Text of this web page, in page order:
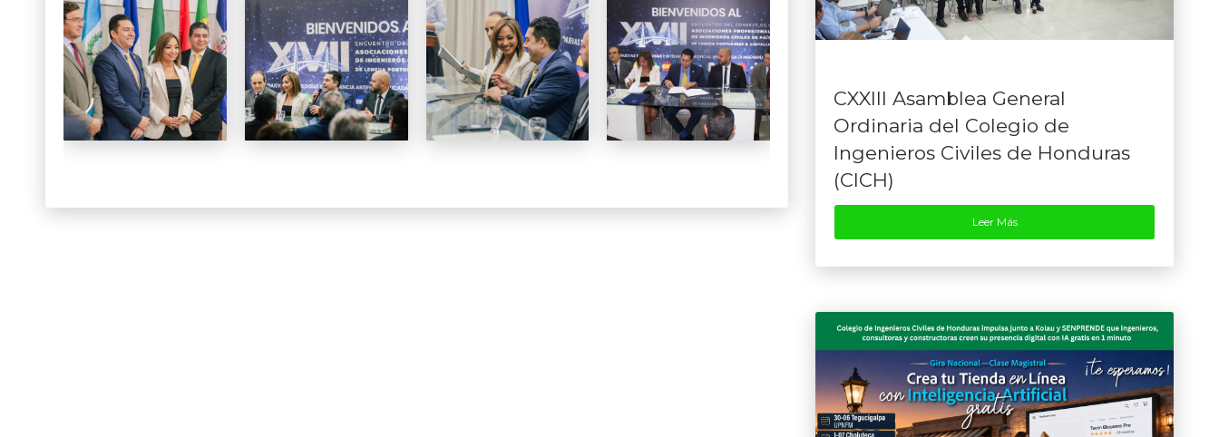
CXXIII Asamblea General
Ordinaria del Colegio de
Ingenieros Civiles de Honduras
(CICH)
Leer Más